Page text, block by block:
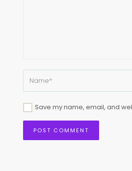
Save my name, email, and